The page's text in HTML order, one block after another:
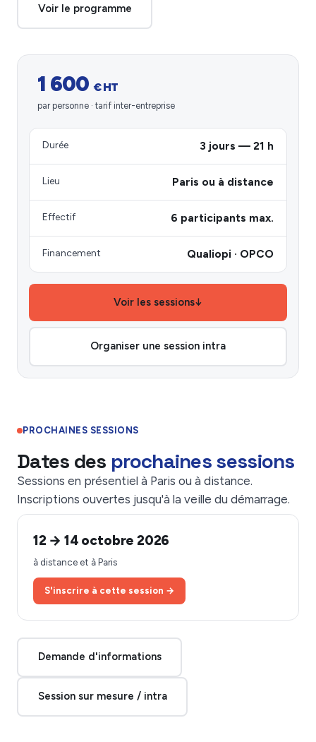
Voir le programme
1 600€ HT
par personne · tarif inter-entreprise
Durée 3 jours — 21 h
Lieu Paris ou à distance
Effectif 6 participants max.
Financement Qualiopi · OPCO
Voir les sessions↓
Organiser une session intra
PROCHAINES SESSIONS
Dates des prochaines sessions
Sessions en présentiel à Paris ou à distance.
Inscriptions ouvertes jusqu'à la veille du démarrage.
12 → 14 octobre 2026
à distance et à Paris
S'inscrire à cette session →
Demande d'informations
Session sur mesure / intra